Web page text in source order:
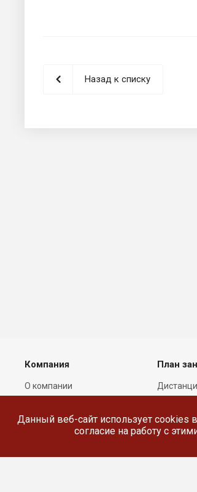
Данный веб-сайт использует cookies
согласие на работу с
Назад к списку
Компания
О компании
Сотрудники
План